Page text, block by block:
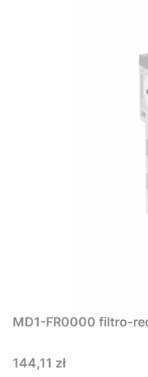
MD1-FR0000 filtro-
Cena
144,11 zł